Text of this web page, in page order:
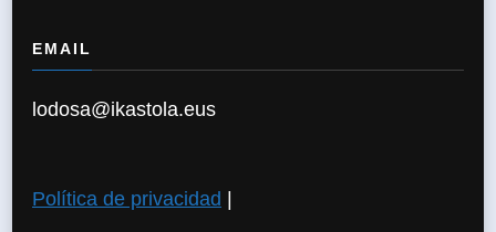
EMAIL
lodosa@ikastola.eus
Política de privacidad